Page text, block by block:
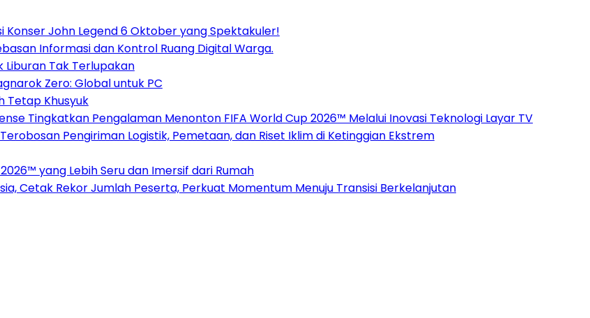
Konser John Legend 6 Oktober yang Spektakuler!
Informasi dan Kontrol Ruang Digital Warga.
Liburan Tak Terlupakan
Zero: Global untuk PC
Tetap Khusyuk
Tingkatkan Pengalaman Menonton FIFA World Cup 2026™ Melalui Inovasi Teknologi Layar TV
Pengiriman Logistik, Pemetaan, dan Riset Iklim di Ketinggian Ekstrem
yang Lebih Seru dan Imersif dari Rumah
Cetak Rekor Jumlah Peserta, Perkuat Momentum Menuju Transisi Berkelanjutan